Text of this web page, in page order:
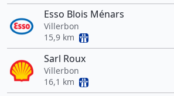
Esso Blois Ménars
Villerbon
15,9 km
Sarl Roux
Villerbon
16,1 km